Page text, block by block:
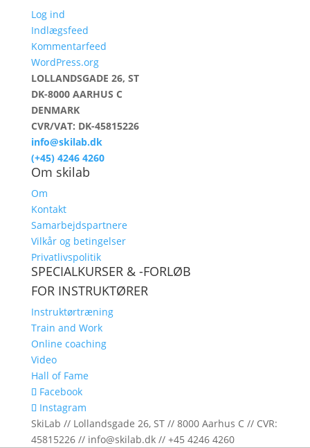
Log ind
Indlægsfeed
Kommentarfeed
WordPress.org
LOLLANDSGADE 26, ST
DK-8000 AARHUS C
DENMARK
CVR/VAT: DK-45815226
info@skilab.dk
(+45) 4246 4260
Om skilab
Om
Kontakt
Samarbejdspartnere
Vilkår og betingelser
Privatlivspolitik
SPECIALKURSER & -FORLØB
FOR INSTRUKTØRER
Instruktørtræning
Train and Work
Online coaching
Video
Hall of Fame
Facebook
Instagram
SkiLab // Lollandsgade 26, ST // 8000 Aarhus C // CVR:
45815226 // info@skilab.dk // +45 4246 4260